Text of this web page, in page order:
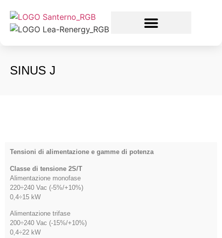
SINUS J
Tensioni di alimentazione e gamme di potenza
Classe di tensione 2S/T
Alimentazione monofase
220÷240 Vac (-5%/+10%)
0,4÷15 kW
Alimentazione trifase
200÷240 Vac (-15%/+10%)
0,4÷22 kW